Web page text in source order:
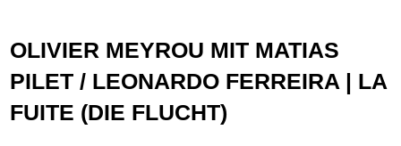
OLIVIER MEYROU MIT MATIAS
PILET / LEONARDO FERREIRA | LA
FUITE (DIE FLUCHT)